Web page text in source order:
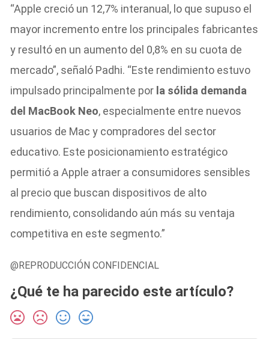
“Apple creció un 12,7% interanual, lo que supuso el
mayor incremento entre los principales fabricantes
y resultó en un aumento del 0,8% en su cuota de
mercado”, señaló Padhi. “Este rendimiento estuvo
impulsado principalmente por la sólida demanda
del MacBook Neo, especialmente entre nuevos
usuarios de Mac y compradores del sector
educativo. Este posicionamiento estratégico
permitió a Apple atraer a consumidores sensibles
al precio que buscan dispositivos de alto
rendimiento, consolidando aún más su ventaja
competitiva en este segmento.”
@REPRODUCCIÓN CONFIDENCIAL
¿Qué te ha parecido este artículo?